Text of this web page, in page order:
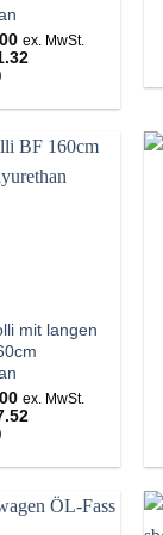
ex. MwSt.
mit langen
ex. MwSt.